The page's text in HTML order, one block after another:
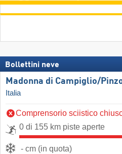
Bollettini neve
Madonna di Campiglio/​
Italia
Comprensorio sciistico
0 di 155 km piste aperte
- cm (in quota)